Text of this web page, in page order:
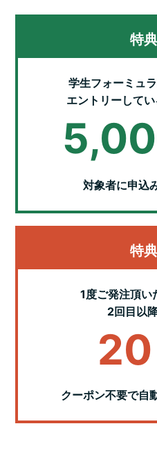
特典
学生フォーミュ
エントリーして
対象者に申込
特典
1度ご発注頂い
2回目以
20
クーポン不要で自